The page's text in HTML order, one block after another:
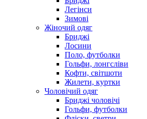
Легінси
Зимові
Жіночий одяг
Бриджі
Лосини
Поло, футболки
Гольфи, лонгсліви
Кофти, світшоти
Жилети, куртки
Чоловічий одяг
Бриджі чоловічі
Гольфи, футболки